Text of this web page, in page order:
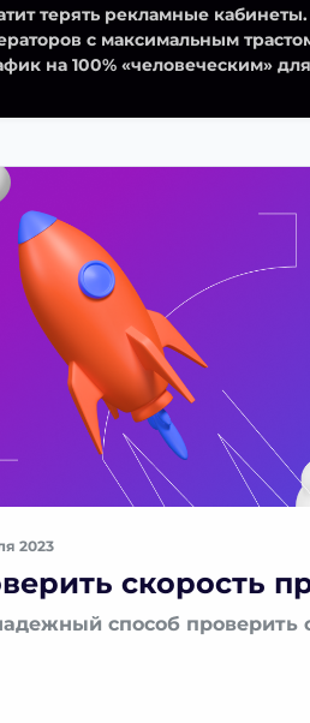
терять рекламные
с максимальным
на 100% «человеческим»
2023
скорость
способ проверить